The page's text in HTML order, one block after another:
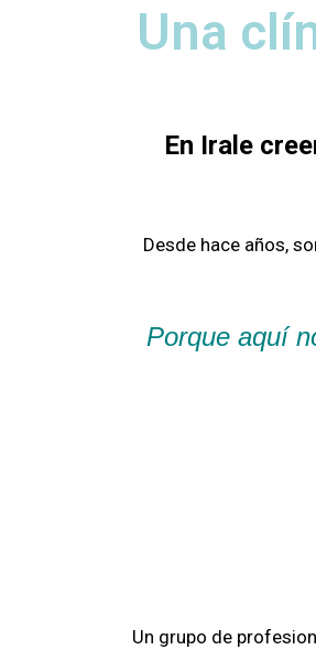
Una
En Irale
Desde hace años,
Porque aquí
Un grupo de